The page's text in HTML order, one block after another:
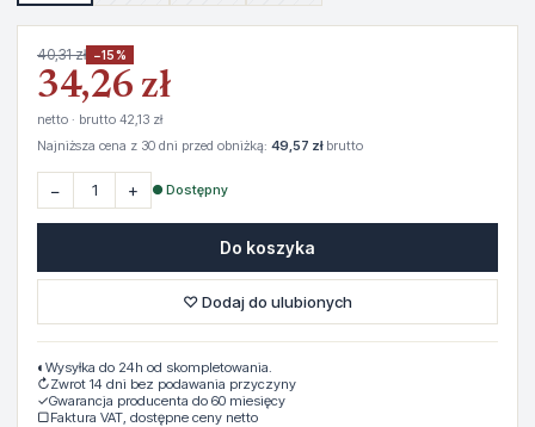
40,31 zł −15%
34,26 zł
netto · brutto 42,13 zł
Najniższa cena z 30 dni przed obniżką: 49,57 złbrutto
− + ● Dostępny
Do koszyka
♡ Dodaj do ulubionych
◐ Wysyłka do 24h od skompletowania.
↻Zwrot 14 dni bez podawania przyczyny
✓Gwarancja producenta do 60 miesięcy
▢Faktura VAT, dostępne ceny netto